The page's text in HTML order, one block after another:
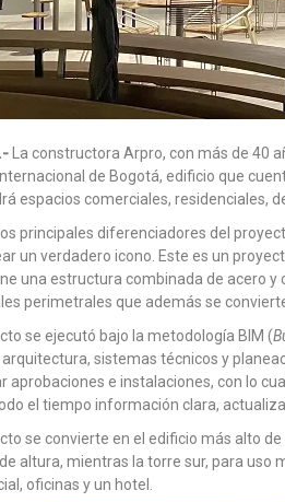
La constructora Arpro, con más de 40
de Bogotá, edificio que
espacios comerciales, residenciales,
principales diferenciadores del
un verdadero icono. Este es un
una estructura combinada de acero y
perimetrales que además se
se ejecutó bajo la metodología BIM (
arquitectura, sistemas técnicos y
aprobaciones e instalaciones, con lo
el tiempo información clara,
se convierte en el edificio más alto
altura, mientras la torre sur, para uso
oficinas y un hotel.